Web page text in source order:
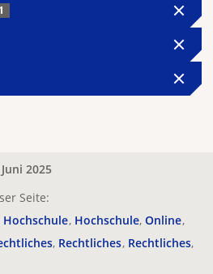
1
2025
Seite:
Hochschule Hochschule Online
Rechtliches Rechtliches